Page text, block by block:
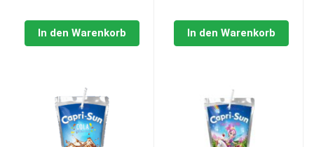
In den Warenkorb In den Warenkorb